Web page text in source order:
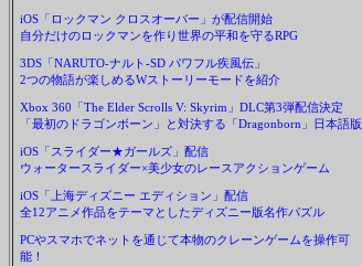
iOS「ロックマン クロスオーバー」が配信開始
自分だけのロックマンを作り世界の平和を守るRPG
3DS「NARUTO-ナルト-SD パワフル疾風伝」
2つの物語が楽しめるWストーリーモードを紹介
Xbox 360「The Elder Scrolls V: Skyrim」DLC第3弾配信決定
「最初のドラゴンボーン」と対決する「Dragonborn」日本語版
iOS「スライダー★ガールズ」配信
ウォータースライダー×美少女のレースアクションゲーム
iOS「上海ディズニー エディション」配信
全12アニメ作品をテーマとしたディズニー版名作パズル
PCやスマホでネットを通じて本物のクレーンゲームを操作可
能！